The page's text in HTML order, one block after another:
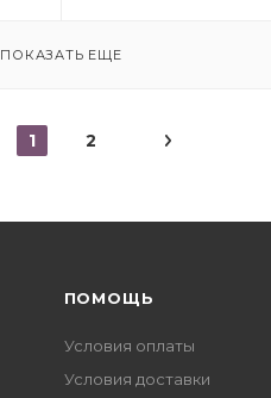
ПОКАЗАТЬ ЕЩЕ
1 2
ПОМОЩЬ
Условия оплаты
Условия доставки